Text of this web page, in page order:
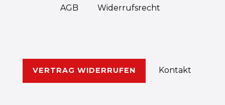
AGB Widerrufs­recht
VERTRAG WIDERRUFEN Kontakt